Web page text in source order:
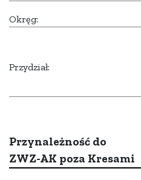
Okręg:
Przydział:
Przynależność do
ZWZ-AK poza Kresami